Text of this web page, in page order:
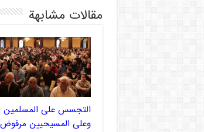
مقالات مشابهة
التجسس على المسلمين
وعلى المسيحيين مرفوض